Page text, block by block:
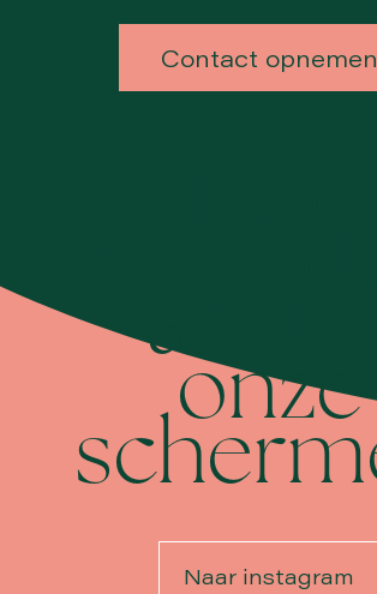
Contact opnemen
achter
onze
Naar instagram